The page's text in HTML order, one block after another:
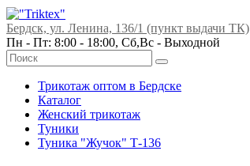
Бердск, ул. Ленина, 136/1 (пункт выдачи ТК)
Пн - Пт: 8:00 - 18:00, Сб,Вс - Выходной
Трикотаж оптом в Бердске
Каталог
Женский трикотаж
Туники
Туника "Жучок" Т-136